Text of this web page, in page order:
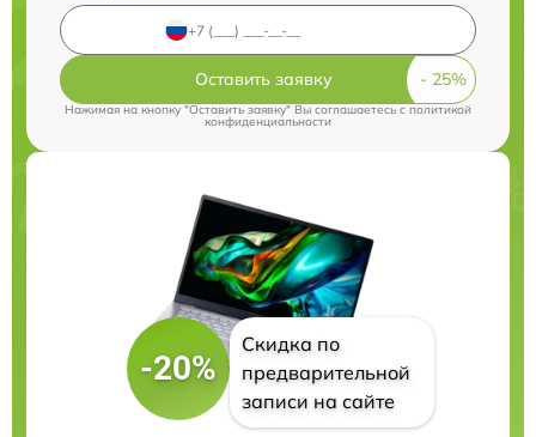
Оставить заявку
Нажимая на кнопку "Оставить заявку" Вы соглашаетесь cполитикой
конфиденциальности
-20%
Скидка по
предварительной
записи на сайте